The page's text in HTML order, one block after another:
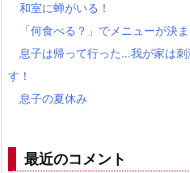
和室に蝉がいる！
「何食べる？」でメニューが決
息子は帰って行った…我が家は
す！
息子の夏休み
最近のコメント